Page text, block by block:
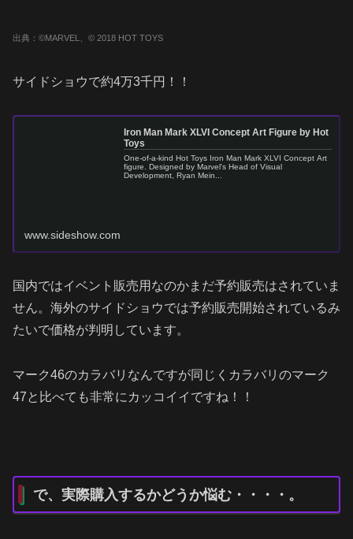
出典：©MARVEL、© 2018 HOT TOYS
サイドショウで約4万3千円！！
Iron Man Mark XLVI Concept Art Figure by Hot
Toys
One-of-a-kind Hot Toys Iron Man Mark XLVI Concept Art
figure. Designed by Marvel's Head of Visual
Development, Ryan Mein...
www.sideshow.com
国内ではイベント販売用なのかまだ予約販売はされていま
せん。海外のサイドショウでは予約販売開始されているみ
たいで価格が判明しています。
マーク46のカラバリなんですが同じくカラバリのマーク
47と比べても非常にカッコイイですね！！
で、実際購入するかどうか悩む・・・・。